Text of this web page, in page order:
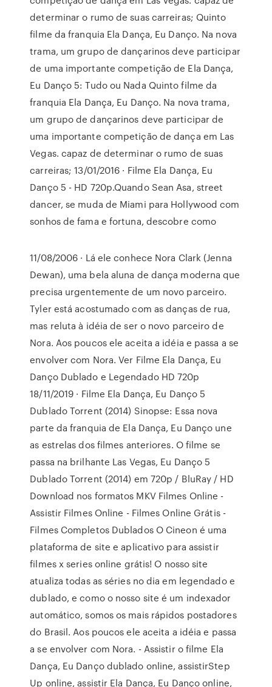
determinar o rumo de suas carreiras; Quinto
filme da franquia Ela Dança, Eu Danço. Na nova
trama, um grupo de dançarinos deve participar
de uma importante competição de Ela Dança,
Eu Danço 5: Tudo ou Nada Quinto filme da
franquia Ela Dança, Eu Danço. Na nova trama,
um grupo de dançarinos deve participar de
uma importante competição de dança em Las
Vegas. capaz de determinar o rumo de suas
carreiras; 13/01/2016 · Filme Ela Dança, Eu
Danço 5 - HD 720p.Quando Sean Asa, street
dancer, se muda de Miami para Hollywood com
sonhos de fama e fortuna, descobre como
11/08/2006 · Lá ele conhece Nora Clark (Jenna
Dewan), uma bela aluna de dança moderna que
precisa urgentemente de um novo parceiro.
Tyler está acostumado com as danças de rua,
mas reluta à idéia de ser o novo parceiro de
Nora. Aos poucos ele aceita a idéia e passa a se
envolver com Nora. Ver Filme Ela Dança, Eu
Danço Dublado e Legendado HD 720p
18/11/2019 · Filme Ela Dança, Eu Danço 5
Dublado Torrent (2014) Sinopse: Essa nova
parte da franquia de Ela Dança, Eu Danço une
as estrelas dos filmes anteriores. O filme se
passa na brilhante Las Vegas, Eu Danço 5
Dublado Torrent (2014) em 720p / BluRay / HD
Download nos formatos MKV Filmes Online -
Assistir Filmes Online - Filmes Online Grátis -
Filmes Completos Dublados O Cineon é uma
plataforma de site e aplicativo para assistir
filmes x series online grátis! O nosso site
atualiza todas as séries no dia em legendado e
dublado, e como o nosso site é um indexador
automático, somos os mais rápidos postadores
do Brasil. Aos poucos ele aceita a idéia e passa
a se envolver com Nora. - Assistir o filme Ela
Dança, Eu Danço dublado online, assistirStep
Up online, assistir Ela Dança, Eu Danço online,